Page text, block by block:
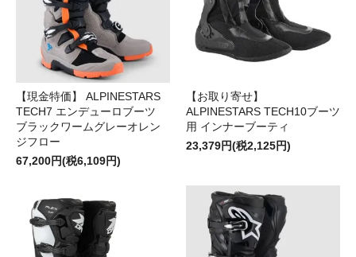
【現金特価】 ALPINESTARS
TECH7 エンデューロブーツ
ブラックワームグレーオレン
ジフロー
67,200円(税6,109円)
【お取り寄せ】
ALPINESTARS TECH10ブーツ
用 インナーブーティ
23,379円(税2,125円)